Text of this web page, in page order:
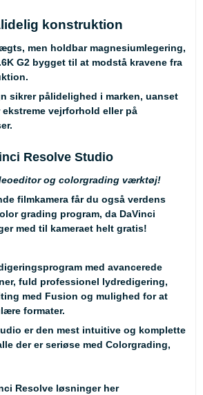
konstruktion
men holdbar magnesiumlegering,
G2 bygget til at modstå kravene fra
sikrer pålidelighed i marken, uanset
vejrforhold eller på
Resolve Studio
og colorgrading værktøj!
filmkamera får du også verdens
grading program, da DaVinci
med til kameraet helt gratis!
med avancerede
fuld professionel lydredigering,
med Fusion og mulighed for at
formater.
er den mest intuitive og komplette
der er seriøse med Colorgrading,
Resolve løsninger her